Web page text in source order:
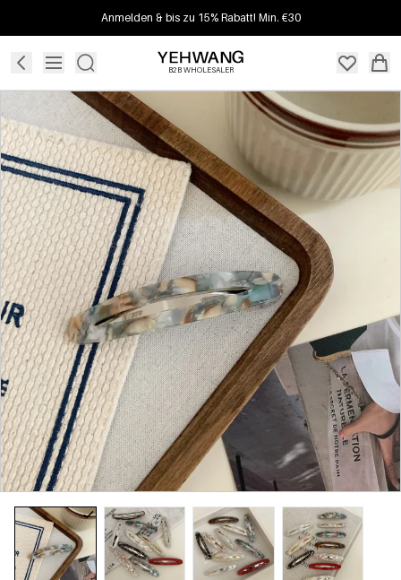
Anmelden & bis zu 15% Rabatt! Min. €30
B2B WHOLESALER